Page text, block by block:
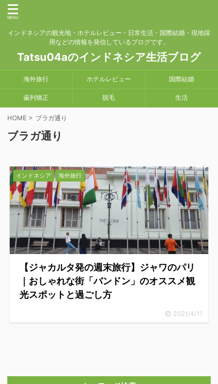
インドネシアの観光地・ホテルレビュー・日常生活・国際結婚・現地採
用などの情報を発信しているブログです。
Tatsu04aのインドネシア生活ブログ
海外旅行 ホテルレビュー 国際結婚
歯列矯正 脱毛 生活
HOME > ブラガ通り
ブラガ通り
インドネシア 海外旅行
【ジャカルタ発の週末旅行】ジャワのパリ
｜おしゃれな街「バンドン」のオススメ観
光スポットと過ごし方
2021/4/11